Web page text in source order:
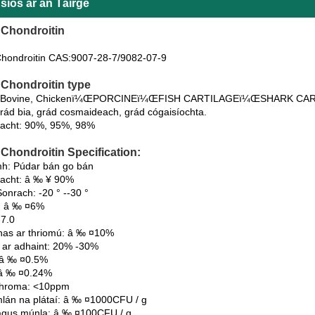
ar an Táirge
CAS:9007-28-7/9082-07-9
type
Chickenï¼ŒPORCINEï¼ŒFISH CARTILAGEï¼ŒSHARK
bia, grád cosmaideach, grád cógaisíochta.
90%, 95%, 98%
Specification:
Púdar bán go bán
â ‰ ¥ 90%
-20 ° --30 °
â ‰ ¤6%
ar thriomú: â ‰ ¤10%
adhaint: 20% -30%
‰ ¤0.5%
‰ ¤0.24%
<10ppm
na plátaí: â ‰ ¤1000CFU / g
múnla: â ‰ ¤100CFU / g